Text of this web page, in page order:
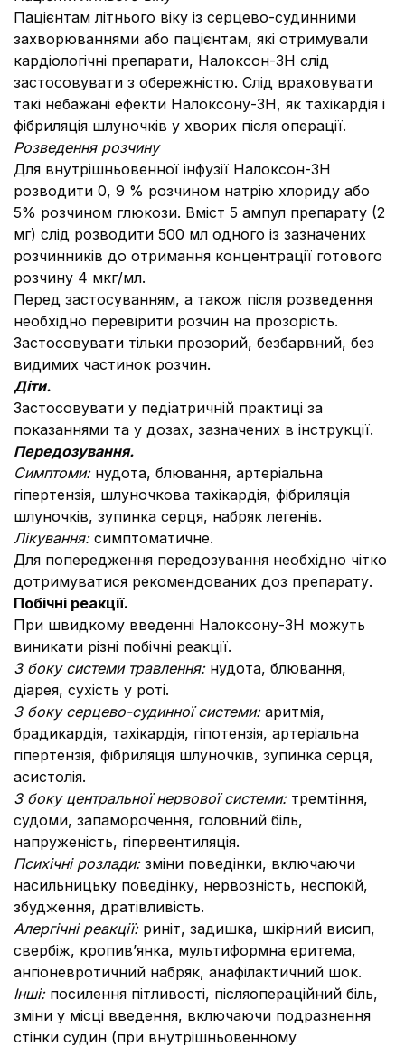
Пацієнтам літнього віку із серцево-судинними
захворюваннями або пацієнтам, які отримували
кардіологічні препарати, Налоксон-ЗН слід
застосовувати з обережністю. Слід враховувати
такі небажані ефекти Налоксону-ЗН, як тахікардія і
фібриляція шлуночків у хворих після операції.
Розведення розчину
Для внутрішньовенної інфузії Налоксон-ЗН
розводити 0, 9 % розчином натрію хлориду або
5% розчином глюкози. Вміст 5 ампул препарату (2
мг) слід розводити 500 мл одного із зазначених
розчинників до отримання концентрації готового
розчину 4 мкг/мл.
Перед застосуванням, а також після розведення
необхідно перевірити розчин на прозорість.
Застосовувати тільки прозорий, безбарвний, без
видимих частинок розчин.
Діти.
Застосовувати у педіатричній практиці за
показаннями та у дозах, зазначених в інструкції.
Передозування.
Симптоми: нудота, блювання, артеріальна
гіпертензія, шлуночкова тахікардія, фібриляція
шлуночків, зупинка серця, набряк легенів.
Лікування: симптоматичне.
Для попередження передозування необхідно чітко
дотримуватися рекомендованих доз препарату.
Побічні реакції.
При швидкому введенні Налоксону-ЗН можуть
виникати різні побічні реакції.
З боку системи травлення: нудота, блювання,
діарея, сухість у роті.
З боку серцево-судинної системи: аритмія,
брадикардія, тахікардія, гіпотензія, артеріальна
гіпертензія, фібриляція шлуночків, зупинка серця,
асистолія.
З боку центральної нервової системи: тремтіння,
судоми, запаморочення, головний біль,
напруженість, гіпервентиляція.
Психічні розлади: зміни поведінки, включаючи
насильницьку поведінку, нервозність, неспокій,
збудження, дратівливість.
Алергічні реакції: риніт, задишка, шкірний висип,
свербіж, кропив’янка, мультиформна еритема,
ангіоневротичний набряк, анафілактичний шок.
Інші: посилення пітливості, післяопераційний біль,
зміни у місці введення, включаючи подразнення
стінки судин (при внутрішньовенному